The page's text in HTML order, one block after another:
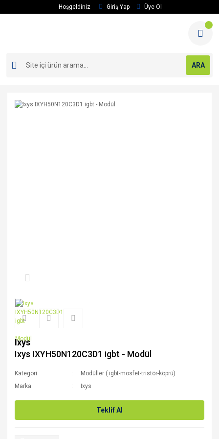
Hoşgeldiniz Giriş Yap Üye Ol
ARA
Ixys
Ixys IXYH50N120C3D1 igbt - Modül
Kategori
Modüller ( igbt-mosfet-tristör-köprü)
Marka
Ixys
Teklif Al